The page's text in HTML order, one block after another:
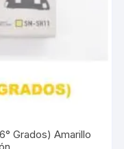
Grados) Amarillo